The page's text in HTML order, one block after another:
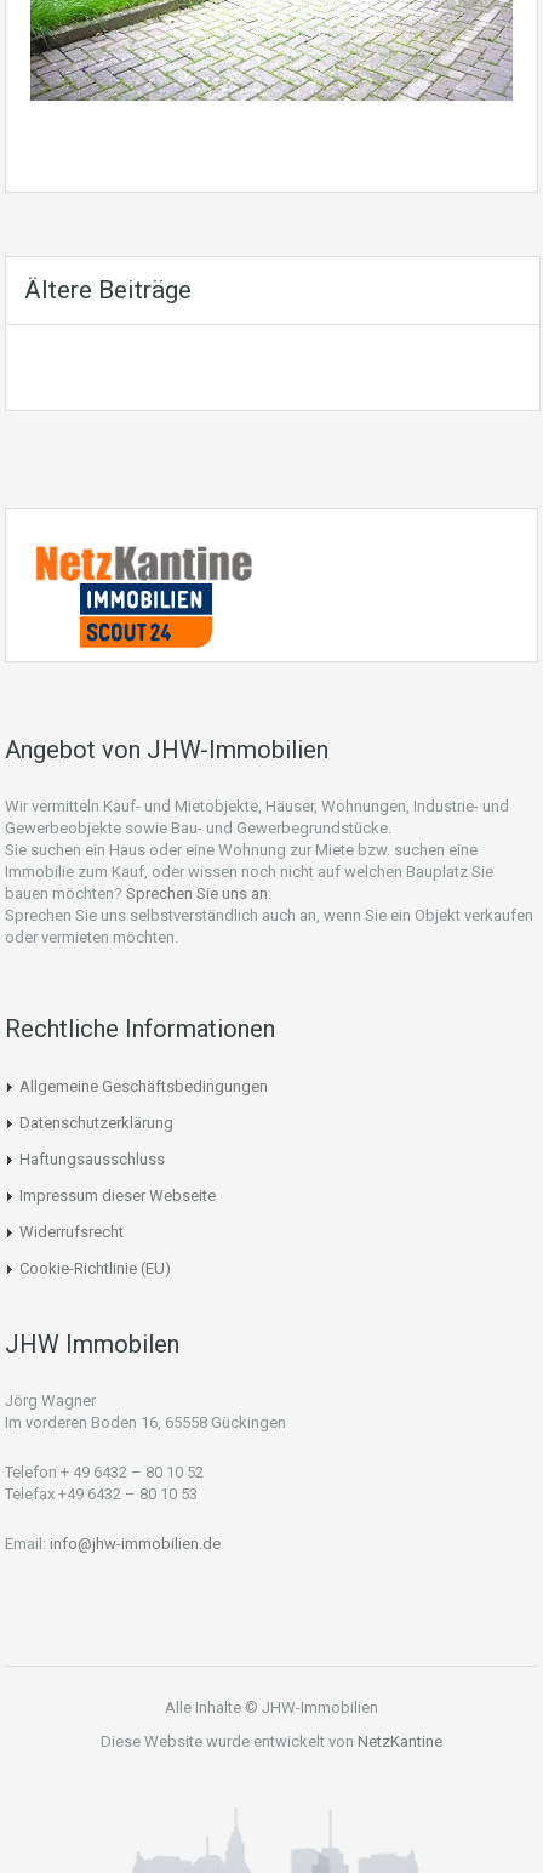
Ältere Beiträge
Angebot von JHW-Immobilien
Wir vermitteln Kauf- und Mietobjekte, Häuser, Wohnungen, Industrie- und
Gewerbeobjekte sowie Bau- und Gewerbegrundstücke.
Sie suchen ein Haus oder eine Wohnung zur Miete bzw. suchen eine
Immobilie zum Kauf, oder wissen noch nicht auf welchen Bauplatz Sie
bauen möchten? Sprechen Sie uns an.
Sprechen Sie uns selbstverständlich auch an, wenn Sie ein Objekt verkaufen
oder vermieten möchten.
Rechtliche Informationen
Allgemeine Geschäftsbedingungen
Datenschutzerklärung
Haftungsausschluss
Impressum dieser Webseite
Widerrufsrecht
Cookie-Richtlinie (EU)
JHW Immobilen
Jörg Wagner
Im vorderen Boden 16, 65558 Gückingen
Telefon + 49 6432 – 80 10 52
Telefax +49 6432 – 80 10 53
Email: info@jhw-immobilien.de
Alle Inhalte © JHW-Immobilien
Diese Website wurde entwickelt von NetzKantine